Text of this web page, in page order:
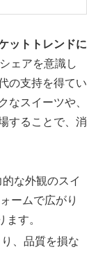
ットトレンドに
ェアを意識し
の支持を得てい
なスイーツや、
することで、消
的な外観のスイ
ームで広がり
す。
、品質を損な